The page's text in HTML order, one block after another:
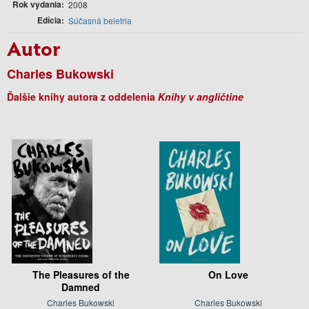
Rok vydania 2008
Edícia Súčasná beletria
Autor
Charles Bukowski
Ďalšie knihy autora z oddelenia Knihy v angličtine
The Pleasures of the
Damned
Charles Bukowski
On Love
Charles Bukowski